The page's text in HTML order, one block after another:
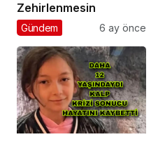
Zehirlenmesin
Gündem 6 ay önce